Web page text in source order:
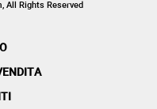
All Rights Reserved